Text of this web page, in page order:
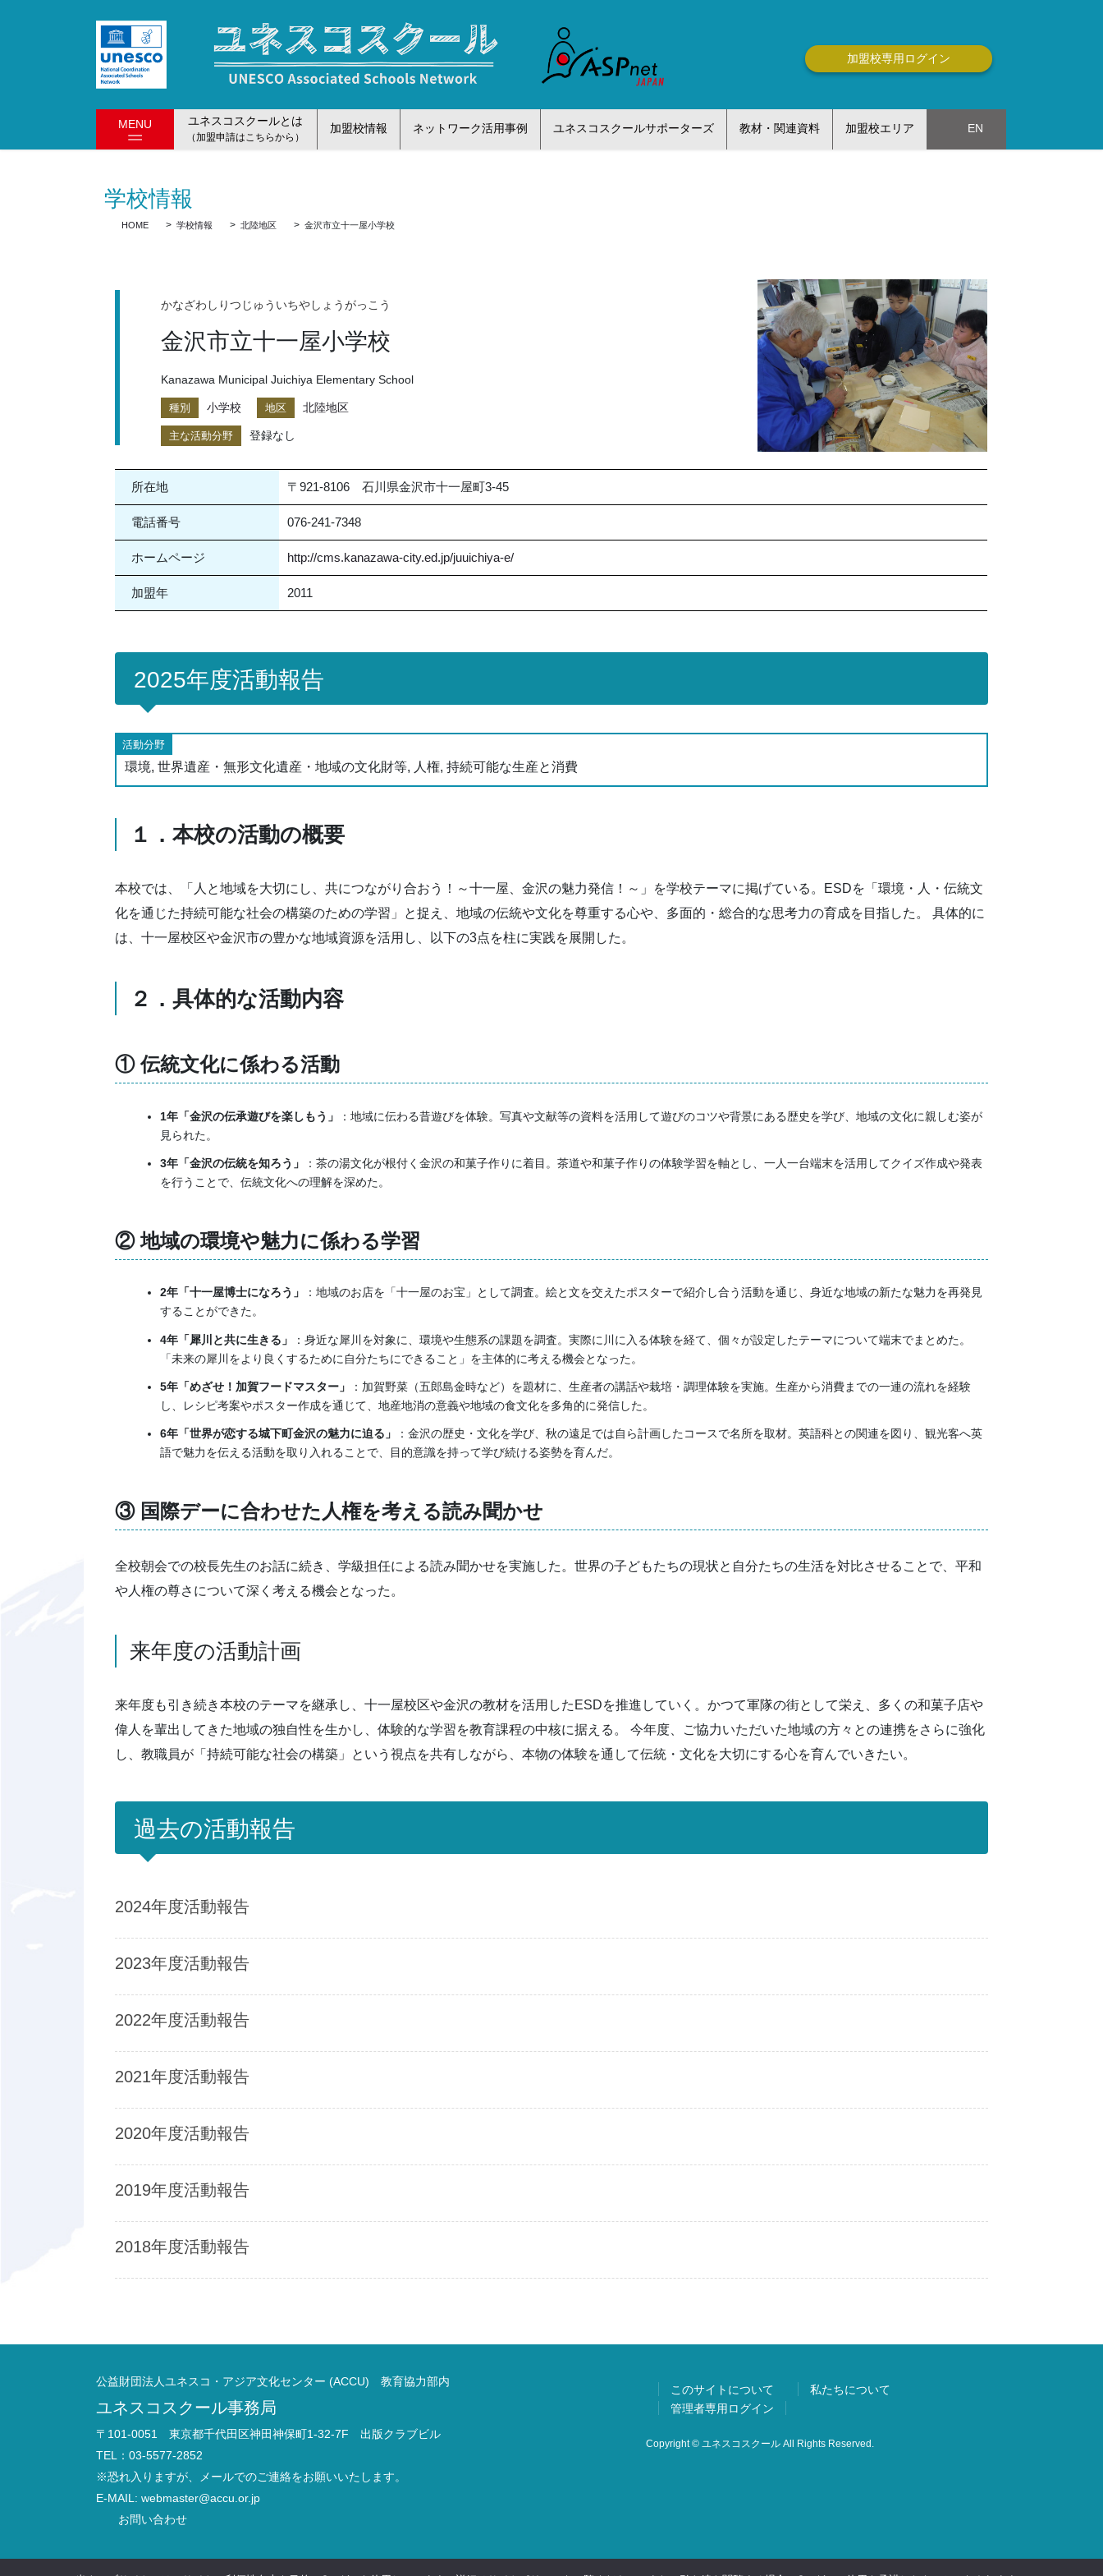
動
に
加盟校専用ログイン
MENU ユネスコスクールとは
（加盟申請はこちらから）
加盟校情報 ネットワーク活用事例 ユネスコスクールサポーターズ 教材・関連資料 加盟校エリア EN
学校情報
HOME 学校情報 北陸地区 金沢市立十一屋小学校
かなざわしりつじゅういちやしょうがっこう
金沢市立十一屋小学校
Kanazawa Municipal Juichiya Elementary School
種別 小学校 地区 北陸地区
主な活動分野 登録なし
所在地 〒921-8106 石川県金沢市十一屋町3-45
電話番号 076-241-7348
ホームページ http://cms.kanazawa-city.ed.jp/juuichiya-e/
加盟年 2011
2025年度活動報告
活動分野
環境, 世界遺産・無形文化遺産・地域の文化財等, 人権, 持続可能な生産と消費
１．本校の活動の概要
本校では、「人と地域を大切にし、共につながり合おう！～十一屋、金沢の魅力発信！～」を学校テーマに掲げている。ESDを「環境・人・伝統文
化を通じた持続可能な社会の構築のための学習」と捉え、地域の伝統や文化を尊重する心や、多面的・総合的な思考力の育成を目指した。 具体的に
は、十一屋校区や金沢市の豊かな地域資源を活用し、以下の3点を柱に実践を展開した。
２．具体的な活動内容
① 伝統文化に係わる活動
1年「金沢の伝承遊びを楽しもう」
：地域に伝わる昔遊びを体験。写真や文献等の資料を活用して遊びのコツや背景にある歴史を学び、地域の文化に親しむ姿が
見られた。
3年「金沢の伝統を知ろう」
：茶の湯文化が根付く金沢の和菓子作りに着目。茶道や和菓子作りの体験学習を軸とし、一人一台端末を活用してクイズ作成や発表
を行うことで、伝統文化への理解を深めた。
② 地域の環境や魅力に係わる学習
2年「十一屋博士になろう」
：地域のお店を「十一屋のお宝」として調査。絵と文を交えたポスターで紹介し合う活動を通じ、身近な地域の新たな魅力を再発見
することができた。
4年「犀川と共に生きる」
：身近な犀川を対象に、環境や生態系の課題を調査。実際に川に入る体験を経て、個々が設定したテーマについて端末でまとめた。
「未来の犀川をより良くするために自分たちにできること」を主体的に考える機会となった。
5年「めざせ！加賀フードマスター」
：加賀野菜（五郎島金時など）を題材に、生産者の講話や栽培・調理体験を実施。生産から消費までの一連の流れを経験
し、レシピ考案やポスター作成を通じて、地産地消の意義や地域の食文化を多角的に発信した。
6年「世界が恋する城下町金沢の魅力に迫る」
：金沢の歴史・文化を学び、秋の遠足では自ら計画したコースで名所を取材。英語科との関連を図り、観光客へ英
語で魅力を伝える活動を取り入れることで、目的意識を持って学び続ける姿勢を育んだ。
③ 国際デーに合わせた人権を考える読み聞かせ
全校朝会での校長先生のお話に続き、学級担任による読み聞かせを実施した。世界の子どもたちの現状と自分たちの生活を対比させることで、平和
や人権の尊さについて深く考える機会となった。
来年度の活動計画
来年度も引き続き本校のテーマを継承し、十一屋校区や金沢の教材を活用したESDを推進していく。かつて軍隊の街として栄え、多くの和菓子店や
偉人を輩出してきた地域の独自性を生かし、体験的な学習を教育課程の中核に据える。 今年度、ご協力いただいた地域の方々との連携をさらに強化
し、教職員が「持続可能な社会の構築」という視点を共有しながら、本物の体験を通して伝統・文化を大切にする心を育んでいきたい。
過去の活動報告
2024年度活動報告
2023年度活動報告
2022年度活動報告
2021年度活動報告
2020年度活動報告
2019年度活動報告
2018年度活動報告
公益財団法人ユネスコ・アジア文化センター (ACCU) 教育協力部内
ユネスコスクール事務局
〒101-0051 東京都千代田区神田神保町1-32-7F 出版クラブビル
TEL：03-5577-2852
※恐れ入りますが、メールでのご連絡をお願いいたします。
E-MAIL: webmaster@accu.or.jp
お問い合わせ
このサイトについて
私たちについて
管理者専用ログイン
Copyright © ユネスコスクール All Rights Reserved.